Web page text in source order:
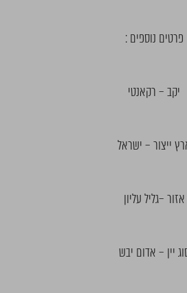
פרטים נוספים :
יקב – רקאנטי
ייצור – ישראל
אזור –גליל עליון
יין – אדום יבש